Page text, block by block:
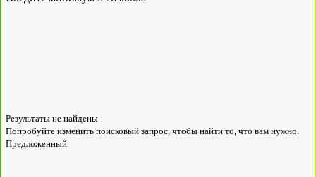
Результаты не найдены
Попробуйте изменить поисковый запрос, чтобы найти то, что вам нужно.
Предложенный